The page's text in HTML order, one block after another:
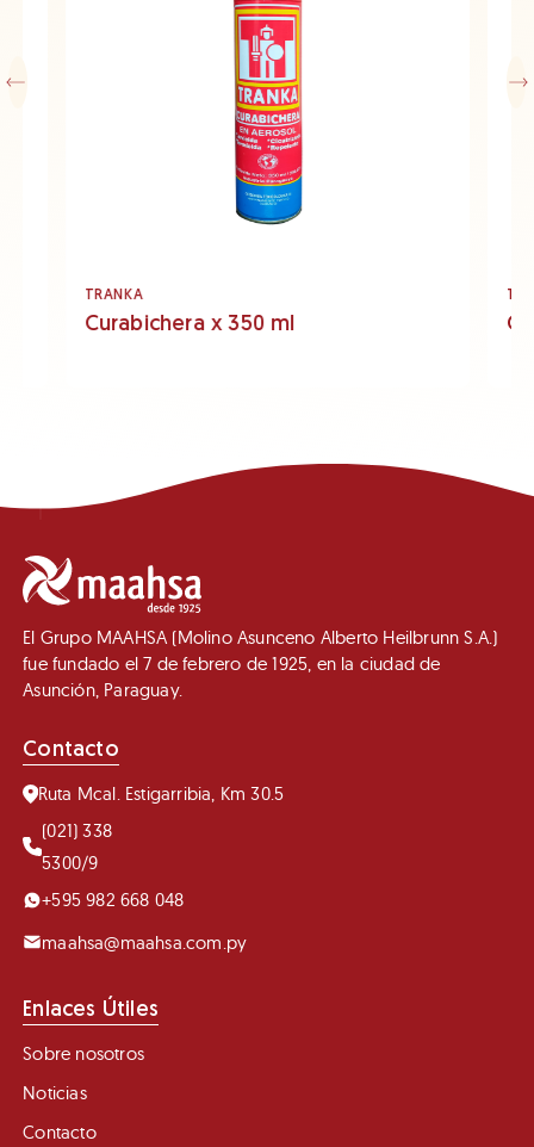
TRANKA
Curabichera x 350 ml
El Grupo MAAHSA (Molino Asunceno Alberto Heilbrunn S.A.)
fue fundado el 7 de febrero de 1925, en la ciudad de
Asunción, Paraguay.
Contacto
Ruta Mcal. Estigarribia, Km 30.5
(021) 338
5300/9
+595 982 668 048
maahsa@maahsa.com.py
Enlaces Útiles
Sobre nosotros
Noticias
Contacto